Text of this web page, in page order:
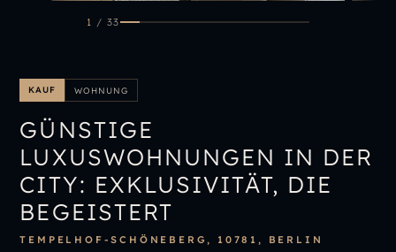
IMMOBILIE BEWERTEN
1 / 33
KAUF WOHNUNG
GÜNSTIGE
LUXUSWOHNUNGEN IN DER
CITY: EXKLUSIVITÄT, DIE
BEGEISTERT
TEMPELHOF-SCHÖNEBERG, 10781, BERLIN